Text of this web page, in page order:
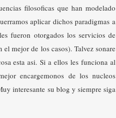
filosoficas que han modelado
aplicar dichos paradigmas a
fueron otorgados los servicios de
mejor de los casos). Talvez sonare
esta asi. Si a ellos les funciona al
encargemonos de los nucleos
interesante su blog y siempre siga